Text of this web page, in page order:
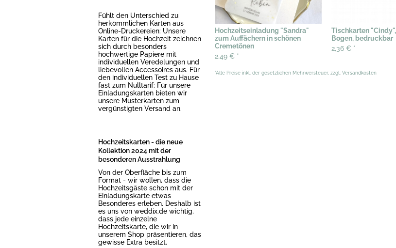
Fühlt den Unterschied zu
herkömmlichen Karten aus
Online-Druckereien: Unsere
Karten für die Hochzeit zeichnen
sich durch besonders
hochwertige Papiere mit
individuellen Veredelungen und
liebevollen Accessoires aus. Für
den individuellen Test zu Hause
fast zum Nulltarif: Für unsere
Einladungskarten bieten wir
unsere Musterkarten zum
vergünstigten Versand an.
Hochzeitskarten - die neue
Kollektion 2024 mit der
besonderen Ausstrahlung
Von der Oberfläche bis zum
Format - wir wollen, dass die
Hochzeitsgäste schon mit der
Einladungskarte etwas
Besonderes erleben. Deshalb ist
es uns von weddix.de wichtig,
dass jede einzelne
Hochzeitskarte, die wir in
unserem Shop präsentieren, das
gewisse Extra besitzt.
Hochzeitseinladung "Sandra"
zum Auffächern in schönen
Cremetönen
2,49 € *
Tischkarten
Bogen, bedruckbar
2,36 € *
*Alle Preise inkl. der gesetzlichen Mehrwersteuer, zzgl. Versandkosten